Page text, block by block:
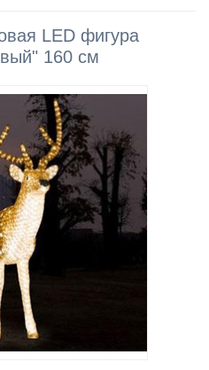
LED фигура
160 см